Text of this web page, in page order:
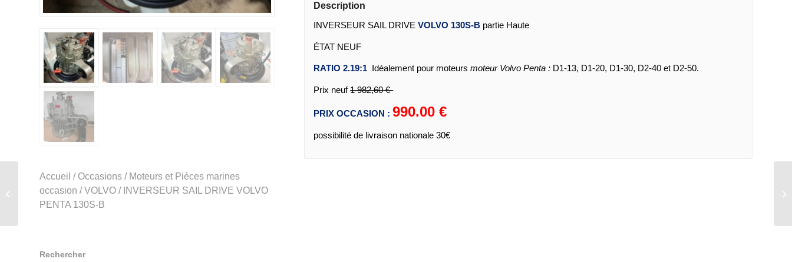
Accueil / Occasions / Moteurs et Pièces marines
occasion /VOLVO / INVERSEUR SAIL DRIVE VOLVO
PENTA 130S-B
Rechercher
Description
INVERSEUR SAIL DRIVEVOLVO 130S-B partie Haute
ÉTAT NEUF
RATIO 2.19:1 Idéalement pour moteursmoteur Volvo Penta : D1-13, D1-20, D1-30, D2-40 et D2-50.
Prix neuf1 982,60 €-
PRIX OCCASION :990.00 €
possibilité de livraison nationale 30€
COUDE
D’ÉCHAPPEMENT
INOX VOLVO PENTA